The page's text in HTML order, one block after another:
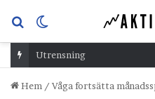
Sök
efterskin
Utrensning
Hem / Våga fortsätta